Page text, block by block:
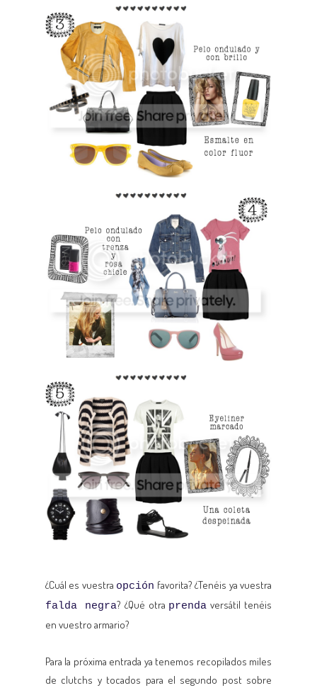
¿Cuál es vuestra opción favorita? ¿Tenéis ya vuestra
falda negra? ¿Qué otra prenda versátil tenéis
en vuestro armario?
Para la próxima entrada ya tenemos recopilados miles
de clutchs y tocados para el segundo post sobre